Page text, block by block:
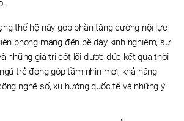
thế hệ này góp phần tăng cường nội lực
phong mang đến bề dày kinh nghiệm, sự
những giá trị cốt lõi được đúc kết qua thời
trẻ đóng góp tầm nhìn mới, khả năng
nghệ số, xu hướng quốc tế và những ý